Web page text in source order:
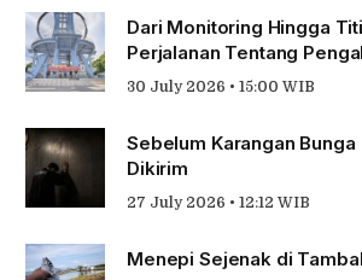
Dari Monitoring Hingga
Perjalanan Tentang
30 July 2026 • 15:00 WIB
Sebelum Karangan Bunga
Dikirim
27 July 2026 • 12:12 WIB
Menepi Sejenak di